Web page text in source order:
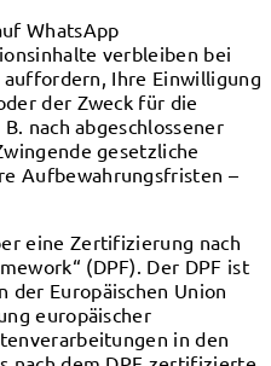
WhatsApp
verbleiben bei
auffordern, Ihre Einwilligung
der Zweck für die
nach abgeschlossener
gesetzliche
Aufbewahrungsfristen –
eine Zertifizierung nach
(DPF). Der DPF ist
der Europäischen Union
europäischer
in den